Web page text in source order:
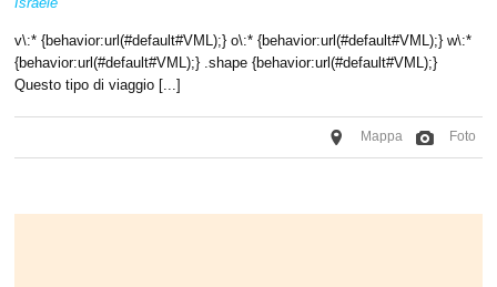
v\:* {behavior:url(#default#VML);} o\:* {behavior:url(#default#VML);} w\:*
{behavior:url(#default#VML);} .shape {behavior:url(#default#VML);}
Questo tipo di viaggio [...]
Foto
Mappa